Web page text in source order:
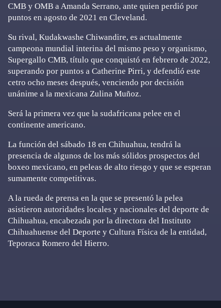
CMB y OMB a Amanda Serrano, ante quien perdió por
puntos en agosto de 2021 en Cleveland.
Su rival, Kudakwashe Chiwandire, es actualmente
campeona mundial interina del mismo peso y organismo,
Supergallo CMB, título que conquistó en febrero de 2022,
superando por puntos a Catherine Pirri, y defendió este
cetro ocho meses después, venciendo por decisión
unánime a la mexicana Zulina Muñoz.
Será la primera vez que la sudafricana pelee en el
continente americano.
La función del sábado 18 en Chihuahua, tendrá la
presencia de algunos de los más sólidos prospectos del
boxeo mexicano, en peleas de alto riesgo y que se esperan
sumamente competitivas.
A la rueda de prensa en la que se presentó la pelea
asistieron autoridades locales y nacionales del deporte de
Chihuahua, encabezada por la directora del Instituto
Chihuahuense del Deporte y Cultura Física de la entidad,
Teporaca Romero del Hierro.